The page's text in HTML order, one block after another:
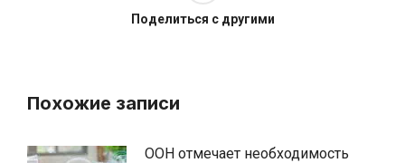
Поделиться с другими
Похожие записи
ООН отмечает необходимость